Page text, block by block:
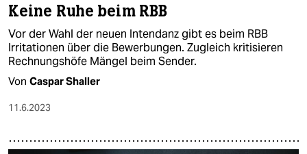
Keine Ruhe beim RBB
Vor der Wahl der neuen Intendanz gibt es beim RBB
Irritationen über die Bewerbungen. Zugleich kritisieren
Rechnungshöfe Mängel beim Sender.
Von Caspar Shaller
11.6.2023